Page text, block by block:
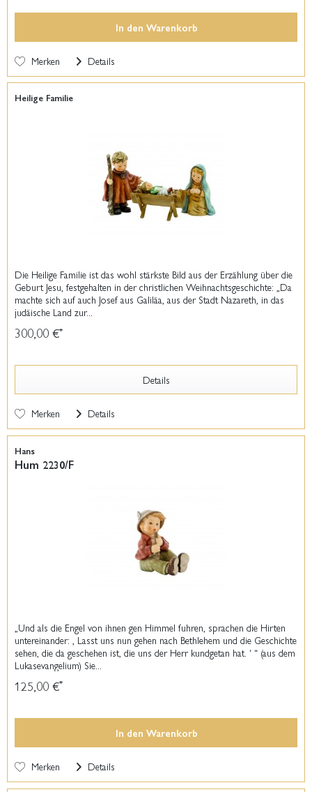
In den Warenkorb
Merken Details
Heilige Familie
Die Heilige Familie ist das wohl stärkste Bild aus der Erzählung über die
Geburt Jesu, festgehalten in der christlichen Weihnachtsgeschichte: „Da
machte sich auf auch Josef aus Galiläa, aus der Stadt Nazareth, in das
judäische Land zur...
300,00 €*
Details
Merken Details
Hans
Hum 2230/F
„Und als die Engel von ihnen gen Himmel fuhren, sprachen die Hirten
untereinander: ‚ Lasst uns nun gehen nach Bethlehem und die Geschichte
sehen, die da geschehen ist, die uns der Herr kundgetan hat. ʻ “ (aus dem
Lukasevangelium) Sie...
125,00 €*
In den Warenkorb
Merken Details